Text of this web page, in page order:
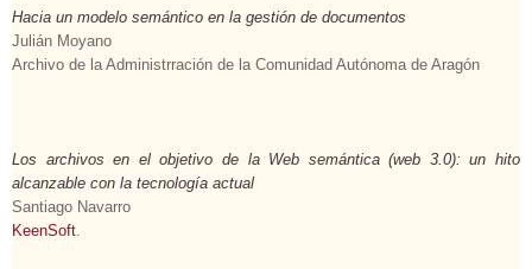
Hacia un modelo semántico en la gestión de documentos
Julián Moyano
Archivo de la Administrración de la Comunidad Autónoma de Aragón
Los archivos en el objetivo de la Web semántica (web 3.0): un hito
alcanzable con la tecnología actual
Santiago Navarro
KeenSoft